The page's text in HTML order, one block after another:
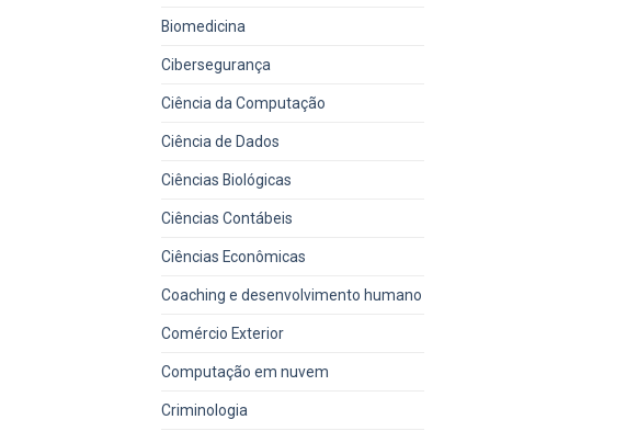
Biomedicina
Cibersegurança
Ciência da Computação
Ciência de Dados
Ciências Biológicas
Ciências Contábeis
Ciências Econômicas
Coaching e desenvolvimento humano
Comércio Exterior
Computação em nuvem
Criminologia